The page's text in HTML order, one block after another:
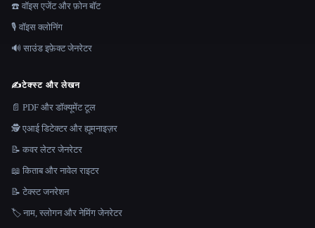
☎️ वॉइस एजेंट और फ़ोन बॉट
🎙️ वॉइस क्लोनिंग
🔊 साउंड इफ़ेक्ट जेनरेटर
✍️टेक्स्ट और लेखन
📄 PDF और डॉक्यूमेंट टूल
🕵️ एआई डिटेक्टर और ह्यूमनाइज़र
📝 कवर लेटर जेनरेटर
📖 किताब और नावेल राइटर
📝 टेक्स्ट जनरेशन
🏷️ नाम, स्लोगन और नेमिंग जेनरेटर